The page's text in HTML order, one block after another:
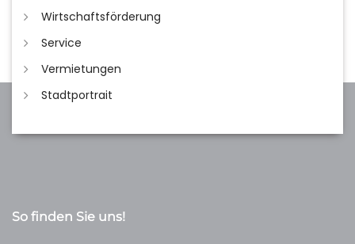
Wirtschaftsförderung
Service
Vermietungen
Stadtportrait
So finden Sie uns!